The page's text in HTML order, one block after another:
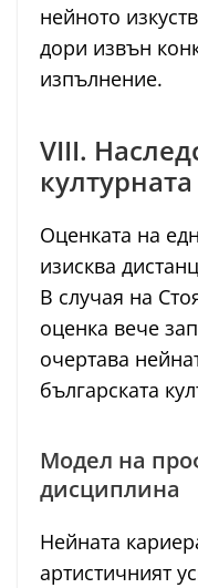
нейното
дори извън
изпълнение.
VIII.
Оценката на
изисква
В случая на
оценка вече
очертава
българската
Модел на
дисциплина
Нейната
артистичният